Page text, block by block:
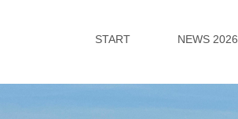
START NEWS 2026